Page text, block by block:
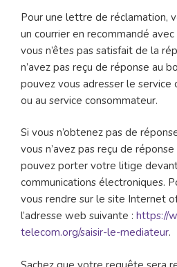
Pour une lettre de réclamation,
un courrier en recommandé
vous n’êtes pas satisfait de la
n’avez pas reçu de réponse au
pouvez vous adresser le service
ou au service consommateur.
Si vous n’obtenez pas de
vous n’avez pas reçu de
pouvez porter votre litige
communications électroniques.
vous rendre sur le site Internet
l’adresse web suivante : https://
telecom.org/saisir-le-mediateur.